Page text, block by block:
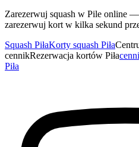
Zarezerwuj squash w Pile online
zarezerwuj kort w kilka sekund
Squash PiłaKorty squash Piła
cennikRezerwacja kortów Piła
Piła